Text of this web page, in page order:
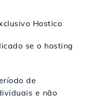
Hostico
se o hosting
de
e não